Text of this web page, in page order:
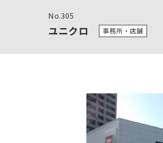
No.305
ユニクロ 事務所・店舗